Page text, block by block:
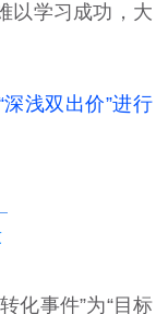
以学习成功，大
浅双出价”进行
化事件”为“目标